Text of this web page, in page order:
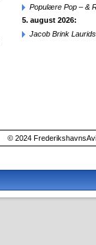
Populære Pop – &
5. august 2026:
Jacob Brink
© 2024